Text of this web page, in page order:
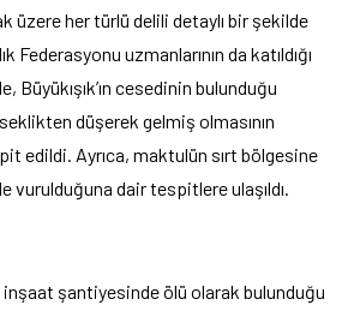
üzere her türlü delili detaylı bir şekilde
Federasyonu uzmanlarının da katıldığı
Büyükışık’ın cesedinin bulunduğu
düşerek gelmiş olmasının
edildi. Ayrıca, maktulün sırt bölgesine
dair tespitlere ulaşıldı.
inşaat şantiyesinde ölü olarak bulunduğu